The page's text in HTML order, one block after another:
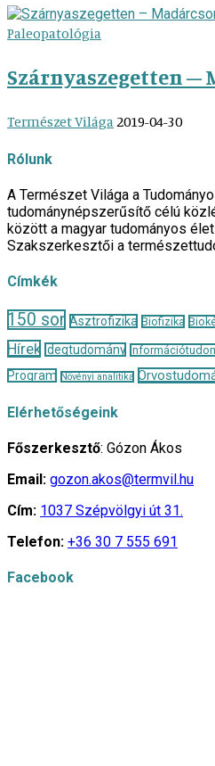
Paleopatológia
Szárnyaszegetten –
Természet Világa 2019-04-30
Rólunk
A Természet Világa a
tudománynépszerűsítő célú
között a magyar tudományos
Szakszerkesztői a
Címkék
150 sor Asztrofizika Biofizika
Hírek Idegtudomány
Program
Növényi analitika
Elérhetőségeink
Főszerkesztő: Gózon Ákos
Email: gozon.akos@termvil.hu
Cím: 1037 Szépvölgyi út 31.
Telefon: +36 30 7 555 691
Facebook